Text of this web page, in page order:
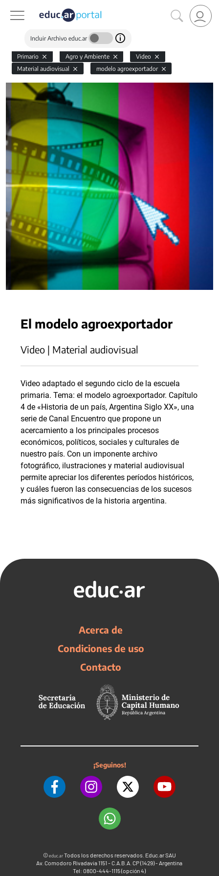
Incluir Archivo educ.ar
Primario Agro y Ambiente
Video
Material audiovisual
modelo agroexportador
El modelo agroexportador
Video | Material audiovisual
Video adaptado el segundo ciclo de la escuela
primaria. Tema: el modelo agroexportador. Capítulo
4 de «Historia de un país, Argentina Siglo XX», una
serie de Canal Encuentro que propone un
acercamiento a los principales procesos
económicos, políticos, sociales y culturales de
nuestro país. Con un imponente archivo
fotográfico, ilustraciones y material audiovisual
permite apreciar los diferentes períodos históricos,
y cuáles fueron las consecuencias de los sucesos
más significativos de la historia argentina.
Acerca de
Condiciones de uso
Contacto
¡Seguinos!
©educ.arTodos los derechos reservados. Educ.ar SAU
Av. Comodoro Rivadavia 1151 - C.A.B.A. CP (1429) - Argentina
Tel: 0800-444-1115 (opción 4)